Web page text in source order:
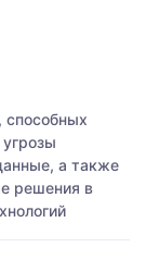
способных
а также
решения в